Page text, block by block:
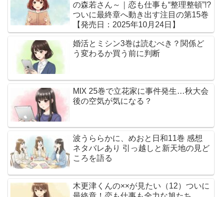
の森若さん～｜恋も仕事も“整理整頓”!?
ついに最終章へ動き出す注目の第15巻
【発売日：2025年10月24日】
婚活とミシン3巻は読むべき？関係ど
う変わるか買う前に判断
MIX 25巻で立花家に事件発生…秋大会
後の空気が気になる？
波うららかに、めおと日和11巻 感想
ネタバレあり 引っ越しと新天地の見ど
ころを語る
木更津くんの××が見たい（12）ついに